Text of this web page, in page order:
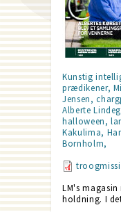
Kunstig
prædikener,
Jensen,
Alberte
halloween,
Kakulima,
Bornholm,
LM's
holdning. I